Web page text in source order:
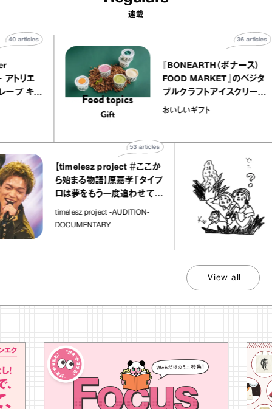
連載
atelier
リー アトリエ
ルクレープ キャ
40articles
『BONEARTH（ボナー
FOOD MARKET』のベ
ブルクラフトアイスク
｜真野知子の「おいし
おいしいギフト
36
【timelesz project ＃ここか
ら始まる物語】原嘉孝「タイプ
ロは夢をもう一度追わせてく
れた場所」
timelesz project -AUDITION-
DOCUMENTARY
articles
View all